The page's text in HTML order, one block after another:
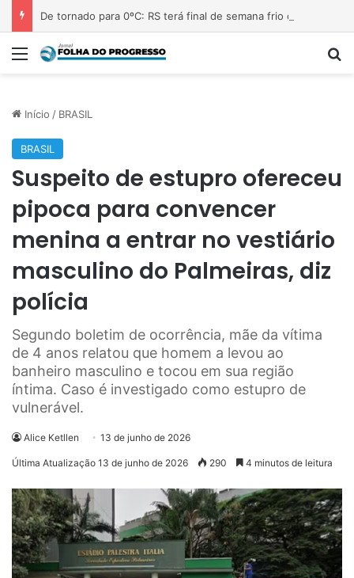
Menu
Início / BRASIL
BRASIL
Suspeito de estupro ofereceu
pipoca para convencer
menina a entrar no vestiário
masculino do Palmeiras, diz
polícia
Segundo boletim de ocorrência, mãe da vítima
de 4 anos relatou que homem a levou ao
banheiro masculino e tocou em sua região
íntima. Caso é investigado como estupro de
vulnerável.
Alice Ketllen 13 de junho de 2026
Última Atualização 13 de junho de 2026 290 4 minutos de leitura